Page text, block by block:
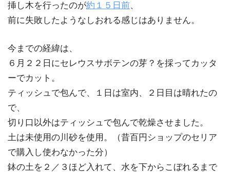
挿し木を行ったのが約１５日前、
前に失敗したようなしおれる感じはありません。
今までの経緯は、
６月２２日にセレウスサボテンの芽？を採ってカッタ
ーでカット。
ティッシュで包んで、１日は室内、２日目は晴れたの
で、
切り口以外はティッシュで包んで乾燥させました。
土は未使用の川砂を使用。（昔百円ショップのセリア
で購入し使わなかった分）
鉢の土を２／３ほど入れて、水を下からこぼれるまで